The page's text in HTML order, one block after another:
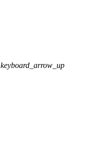
keyboard_arrow_up